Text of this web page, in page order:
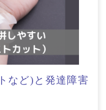
など)と発達障害